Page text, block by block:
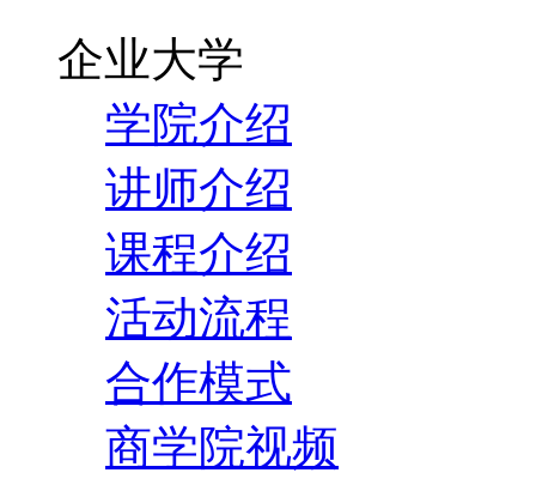
企业大学
学院介绍
讲师介绍
课程介绍
活动流程
合作模式
商学院视频